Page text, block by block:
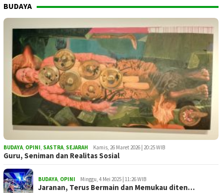
BUDAYA
BUDAYA, OPINI, SASTRA, SEJARAH Kamis, 26 Maret 2026 | 20:25 WIB
Guru, Seniman dan Realitas Sosial
BUDAYA, OPINI Minggu, 4 Mei 2025 | 11:26 WIB
Jaranan, Terus Bermain dan Memukau diten…